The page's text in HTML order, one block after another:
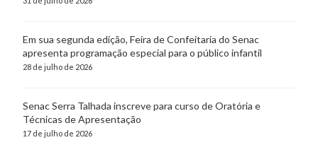
Em sua segunda edição, Feira de Confeitaria do Senac
apresenta programação especial para o público infantil
28 de julho de 2026
Senac Serra Talhada inscreve para curso de Oratória e
Técnicas de Apresentação
17 de julho de 2026